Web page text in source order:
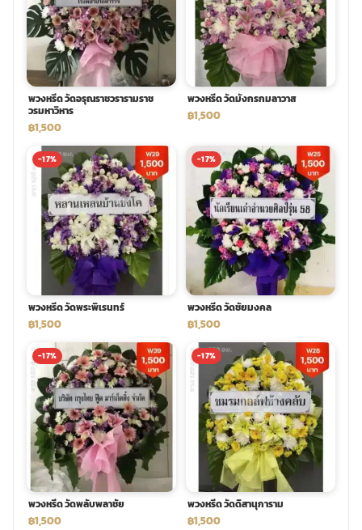
พวงหรีด วัดอรุณราชวรารามราช
วรมหาวิหาร
฿1,500
พวงหรีด วัดมังกรกมลาวาส
฿1,500
-17%
พวงหรีด วัดพระพิเรนทร์
฿1,500
-17%
พวงหรีด วัดชัยมงคล
฿1,500
-17%
พวงหรีด วัดพลับพลาชัย
฿1,500
-17%
พวงหรีด วัดดิสานุการาม
฿1,500